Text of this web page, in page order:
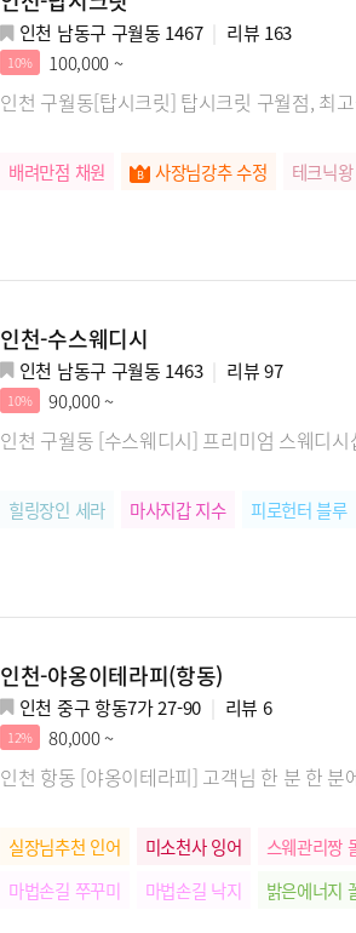
인천 남동구 구월동 1467 리뷰 163
10% 100,000 ~
인천 구월동[탑시크릿] 탑시크릿 구월점, 최
배려만점 채원 사장님강추 수정 테크닉
인천-수스웨디시
인천 남동구 구월동 1463 리뷰97
10% 90,000 ~
인천 구월동 [수스웨디시] 프리미엄 스웨디
힐링장인 세라 마사지갑 지수 피로헌터 블루
인천-야옹이테라피(항동)
인천 중구 항동7가 27-90 리뷰 6
12% 80,000 ~
인천 항동 [야옹이테라피] 고객님 한 분 한
실장님추천 인어 미소천사 잉어 스웨관리짱
마법손길 쭈꾸미
마법손길 낙지 밝은에너지